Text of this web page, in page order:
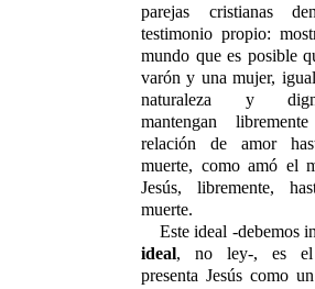
parejas cristianas
testimonio propio:
mundo que es posible
varón y una mujer,
naturaleza y
mantengan
relación de amor
muerte, como amó el
Jesús, libremente,
muerte.
Este ideal -debemos
ideal, no ley-, es el
presenta Jesús como